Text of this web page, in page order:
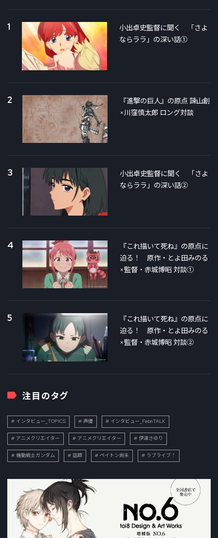
1
小出卓史監督に聞く 「さよ
ならララ」の深い話①
2
『進撃の巨人』の原点 諫山創
×川窪慎太郎 ロング対談
3
小出卓史監督に聞く 「さよ
ならララ」の深い話②
4
『これ描いて死ね』の原点に
迫る！ 原作・とよ田みのる
×監督・赤城博昭 対談①
5
『これ描いて死ね』の原点に
迫る！ 原作・とよ田みのる
×監督・赤城博昭 対談②
注目のタグ
インタビュー_TOPICS 声優 インタビュー_FebriTALK
アニメクリエイター アニメクリエイター 伊達さゆり
機動戦士ガンダム 話題 ペイトン尚未 ラブライブ！